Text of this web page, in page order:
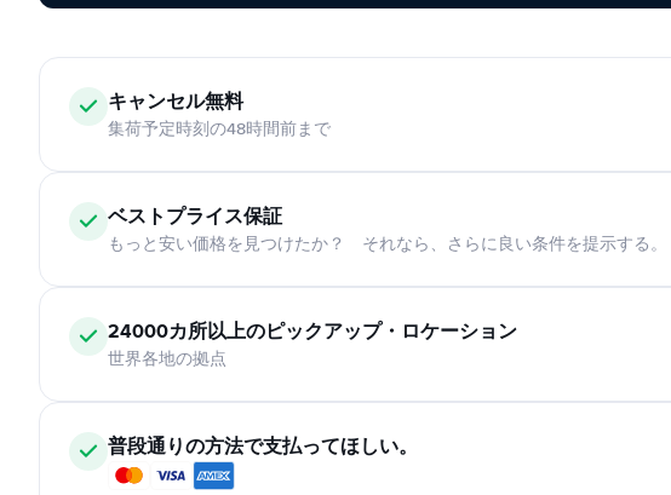
キャンセル無料
集荷予定時刻の48時間前まで
ベストプライス保証
もっと安い価格を見つけたか？ それなら、さらに良い条件を提示する。
24000カ所以上のピックアップ・ロケーション
世界各地の拠点
普段通りの方法で支払ってほしい。